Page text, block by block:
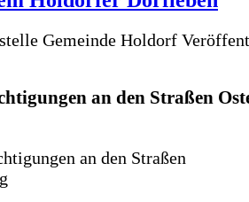
Gemeinde Holdorf
an den Straßen